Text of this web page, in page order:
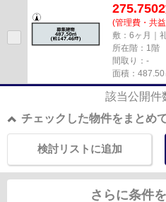
275.7502
(管理費・共
敷：6ヶ月｜
所在階：1階
間取り：-
面積：487.50
該当公開件
チェックした物件をまとめ
検討リストに追加
さらに条件